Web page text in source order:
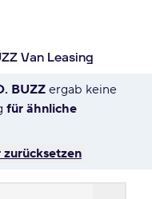
Van Leasing
BUZZ ergab keine
für ähnliche